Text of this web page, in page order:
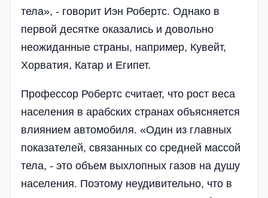
тела», - говорит Иэн Робертс. Однако в
первой десятке оказались и довольно
неожиданные страны, например, Кувейт,
Хорватия, Катар и Египет.
Профессор Робертс считает, что рост веса
населения в арабских странах объясняется
влиянием автомобиля. «Один из главных
показателей, связанных со средней массой
тела, - это объем выхлопных газов на душу
населения. Поэтому неудивительно, что в